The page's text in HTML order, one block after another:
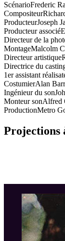
ScénarioFrederic
Compositeur
ProducteurJoseph
Producteur associé
Directeur de la
MontageMalcolm
Directeur artistique
Directrice du
1er assistant
CostumierAlan
Ingénieur du son
Monteur sonAlfred
ProductionMetro
Projections